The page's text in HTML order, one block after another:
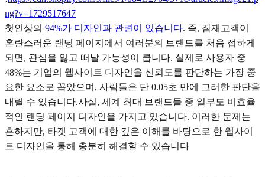
ng?v=1729517647
첫인상의 94%가 디자인과 관련이 있습니다. 즉, 잠재고객이
혼란스러운 랜딩 페이지에서 여러분의 브랜드를 처음 접하게
되면, 관심을 잃고 떠날 가능성이 큽니다. 실제로 사용자 중
48%는 기업의 웹사이트 디자인을 신뢰도를 판단하는 가장 중
요한 요소로 꼽았으며, 사람들은 단 0.05초 만에 그러한 판단을
내릴 수 있습니다.사실, 세계 최대 브랜드들 중 일부도 비효율
적인 랜딩 페이지 디자인을 가지고 있습니다. 이러한 문제는
흔하지만, 타겟 고객에 대한 깊은 이해를 바탕으로 한 웹사이
트 디자인을 통해 충분히 해결할 수 있습니다